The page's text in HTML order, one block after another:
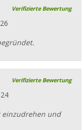
Verifizierte Bewertung
Verifizierte Bewertung
einzudrehen und